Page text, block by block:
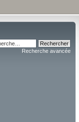
Recherche avancée